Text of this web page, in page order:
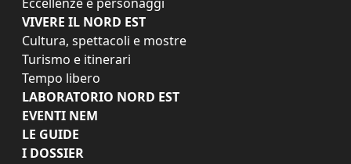
VIVERE IL NORD EST
Cultura, spettacoli e mostre
Turismo e itinerari
Tempo libero
LABORATORIO NORD EST
EVENTI NEM
LE GUIDE
I DOSSIER